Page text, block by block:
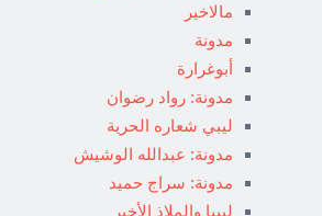
مالاخير
مدونة
أبوغرارة
مدونة: رواد رضوان
ليبي شعاره الحرية
مدونة: عبدالله الوشيش
مدونة: سراج حميد
ليبيا والملاذ الأخير